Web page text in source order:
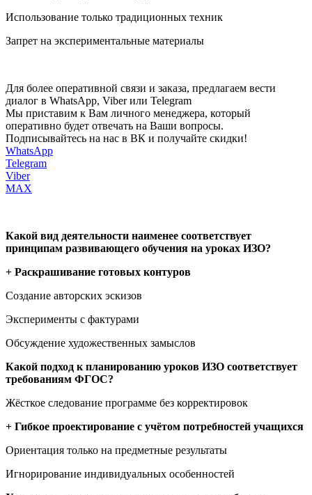
Использование только традиционных техник
Запрет на экспериментальные материалы
Для более оперативной связи и заказа, предлагаем вести
диалог в WhatsApp, Viber или Telegram
Мы приставим к Вам личного менеджера, который
оперативно будет отвечать на Ваши вопросы.
Подписывайтесь на нас в ВК и получайте скидки!
WhatsApp
Telegram
Viber
MAX
Какой вид деятельности наименее соответствует
принципам развивающего обучения на уроках ИЗО?
+ Раскрашивание готовых контуров
Создание авторских эскизов
Эксперименты с фактурами
Обсуждение художественных замыслов
Какой подход к планированию уроков ИЗО соответствует
требованиям ФГОС?
Жёсткое следование программе без корректировок
+ Гибкое проектирование с учётом потребностей учащихся
Ориентация только на предметные результаты
Игнорирование индивидуальных особенностей